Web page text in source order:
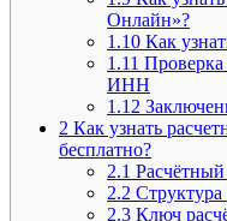
Онлайн»?
1.10 Как
1.11 Проверка
ИНН
1.12
2 Как узнать
бесплатно?
2.1 Расчётный
2.2 Структура
2.3 Ключ